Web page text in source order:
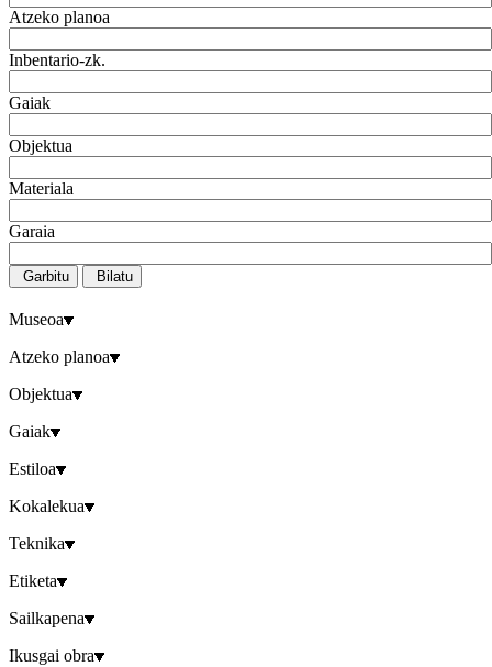
Atzeko planoa
Inbentario-zk.
Gaiak
Objektua
Materiala
Garaia
Garbitu Bilatu
Museoa
Atzeko planoa
Objektua
Gaiak
Estiloa
Kokalekua
Teknika
Etiketa
Sailkapena
Ikusgai obra